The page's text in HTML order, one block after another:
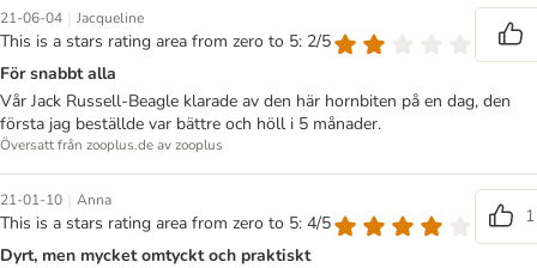
21-06-04 | Jacqueline
This is a stars rating area from zero to 5: 2/5
För snabbt alla
Vår Jack Russell-Beagle klarade av den här hornbiten på en dag, den
första jag beställde var bättre och höll i 5 månader.
Översatt från zooplus.de av zooplus
21-01-10 | Anna
This is a stars rating area from zero to 5: 4/5
1
Dyrt, men mycket omtyckt och praktiskt